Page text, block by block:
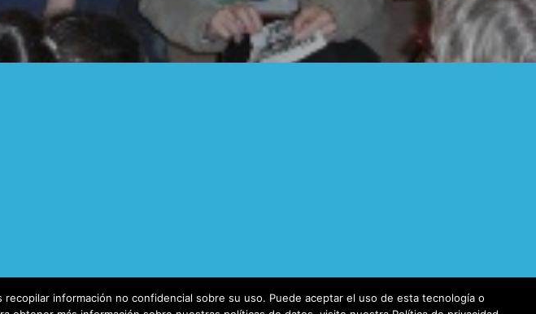
información no confidencial sobre su uso. Puede aceptar el uso de esta tecnología o